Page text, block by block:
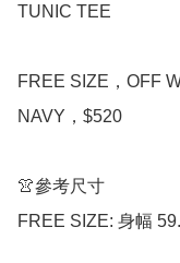
TUNIC TEE
FREE SIZE，OFF
NAVY，$520
👚參考尺寸
FREE SIZE: 身幅